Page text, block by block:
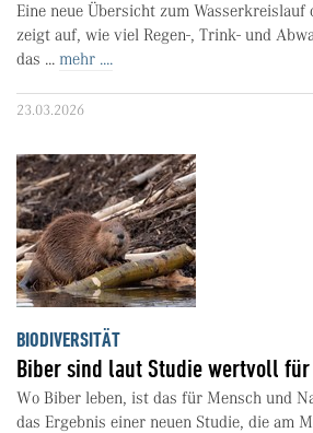
Eine neue Übersicht zum Wasserkreislauf
zeigt auf, wie viel Regen-, Trink- und
das ... mehr ....
23.03.2026
BIODIVERSITÄT
Biber sind laut Studie wertvoll
Wo Biber leben, ist das für Mensch und
das Ergebnis einer neuen Studie, die am